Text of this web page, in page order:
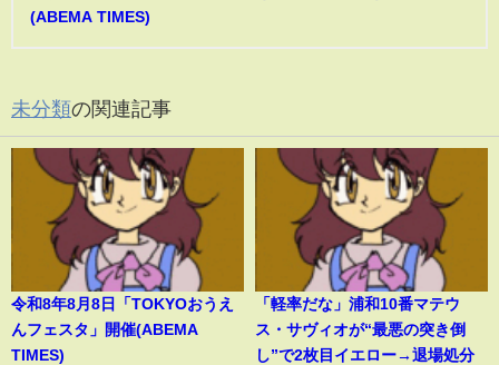
(ABEMA TIMES)
未分類の関連記事
令和8年8月8日「TOKYOおうえ
んフェスタ」開催(ABEMA
TIMES)
「軽率だな」浦和10番マテウ
ス・サヴィオが“最悪の突き倒
し”で2枚目イエロー→退場処分